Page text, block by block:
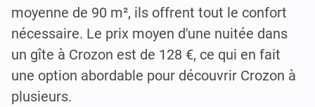
moyenne de 90 m², ils offrent tout le confort
nécessaire. Le prix moyen d'une nuitée dans
un gîte à Crozon est de 128 €, ce qui en fait
une option abordable pour découvrir Crozon à
plusieurs.